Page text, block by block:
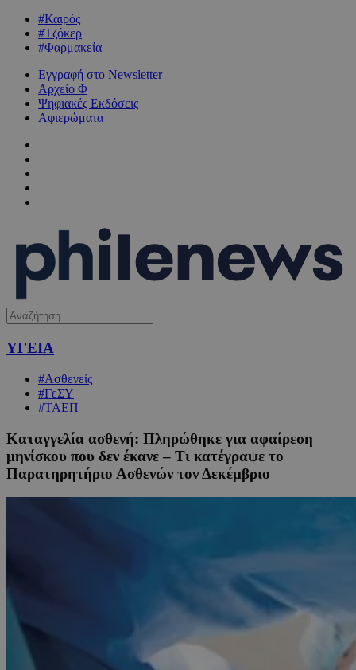
#Καιρός
#Τζόκερ
#Φαρμακεία
Εγγραφή στο Newsletter
Αρχείο Φ
Ψηφιακές Εκδόσεις
Αφιερώματα
ΥΓΕΙΑ
#Ασθενείς
#ΓεΣΥ
#ΤΑΕΠ
Καταγγελία ασθενή: Πληρώθηκε για αφαίρεση
μηνίσκου που δεν έκανε – Τι κατέγραψε το
Παρατηρητήριο Ασθενών τον Δεκέμβριο